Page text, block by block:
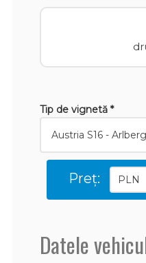
Tip de vignetă *
Preț:
Datele